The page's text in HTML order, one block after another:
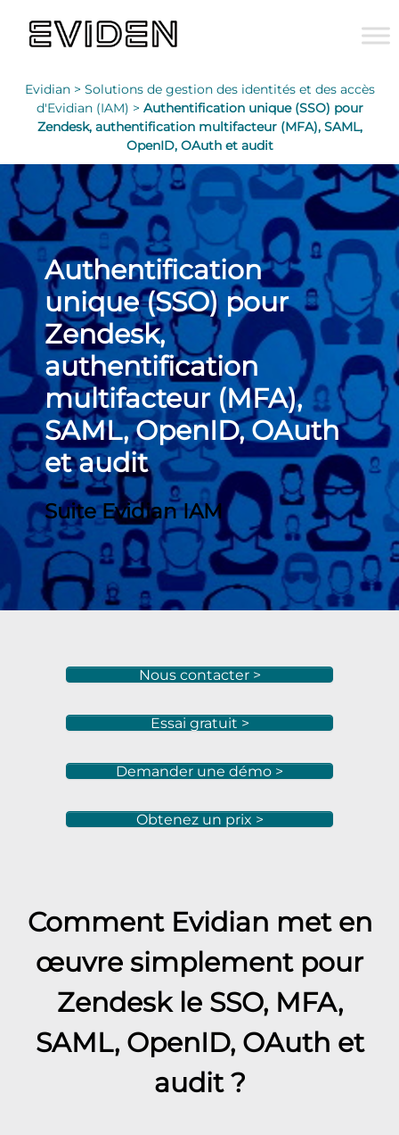
Evidian > Solutions de gestion des identités et des accès
d'Evidian (IAM) > Authentification unique (SSO) pour
Zendesk, authentification multifacteur (MFA), SAML,
OpenID, OAuth et audit
Authentification
unique (SSO) pour
Zendesk,
authentification
multifacteur (MFA),
SAML, OpenID, OAuth
et audit
Suite Evidian IAM
Nous contacter >
Essai gratuit >
Demander une démo >
Obtenez un prix >
Comment Evidian met en
œuvre simplement pour
Zendeskle SSO, MFA,
SAML, OpenID, OAuth et
audit ?